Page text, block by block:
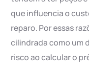
que influencia o
reparo. Por essas
cilindrada como um
risco ao calcular o